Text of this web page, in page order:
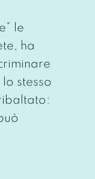
le
ha
stesso